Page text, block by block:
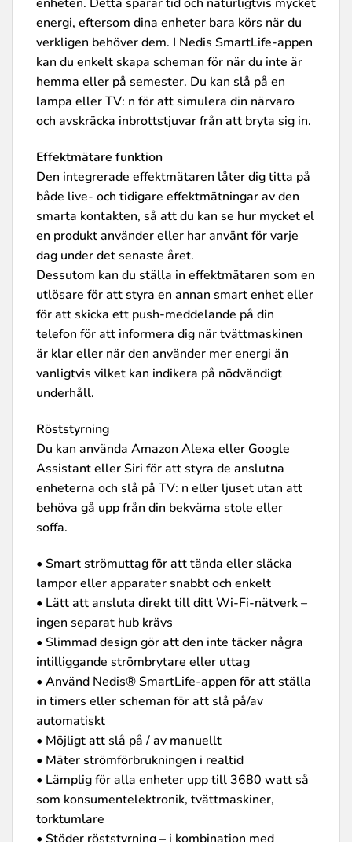
energi, eftersom dina enheter bara körs när du
verkligen behöver dem. I Nedis SmartLife-appen
kan du enkelt skapa scheman för när du inte är
hemma eller på semester. Du kan slå på en
lampa eller TV: n för att simulera din närvaro
och avskräcka inbrottstjuvar från att bryta sig in.
Effektmätare funktion
Den integrerade effektmätaren låter dig titta på
både live- och tidigare effektmätningar av den
smarta kontakten, så att du kan se hur mycket el
en produkt använder eller har använt för varje
dag under det senaste året.
Dessutom kan du ställa in effektmätaren som en
utlösare för att styra en annan smart enhet eller
för att skicka ett push-meddelande på din
telefon för att informera dig när tvättmaskinen
är klar eller när den använder mer energi än
vanligtvis vilket kan indikera på nödvändigt
underhåll.
Röststyrning
Du kan använda Amazon Alexa eller Google
Assistant eller Siri för att styra de anslutna
enheterna och slå på TV: n eller ljuset utan att
behöva gå upp från din bekväma stole eller
soffa.
• Smart strömuttag för att tända eller släcka
lampor eller apparater snabbt och enkelt
• Lätt att ansluta direkt till ditt Wi-Fi-nätverk –
ingen separat hub krävs
• Slimmad design gör att den inte täcker några
intilliggande strömbrytare eller uttag
• Använd Nedis® SmartLife-appen för att ställa
in timers eller scheman för att slå på/av
automatiskt
• Möjligt att slå på / av manuellt
• Mäter strömförbrukningen i realtid
• Lämplig för alla enheter upp till 3680 watt så
som konsumentelektronik, tvättmaskiner,
torktumlare